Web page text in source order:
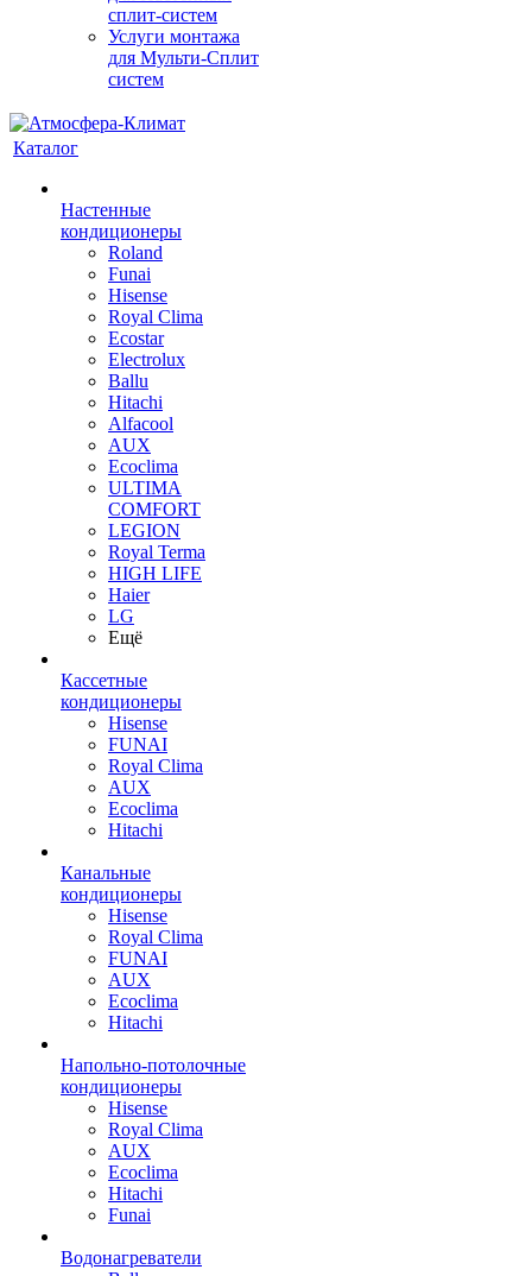
сплит-систем
Услуги монтажа
для Мульти-Сплит
систем
Каталог
Настенные
кондиционеры
Roland
Funai
Hisense
Royal Clima
Ecostar
Electrolux
Ballu
Hitachi
Alfacool
AUX
Ecoclima
ULTIMA
COMFORT
LEGION
Royal Terma
HIGH LIFE
Haier
LG
Ещё
Кассетные
кондиционеры
Hisense
FUNAI
Royal Clima
AUX
Ecoclima
Hitachi
Канальные
кондиционеры
Hisense
Royal Clima
FUNAI
AUX
Ecoclima
Hitachi
Напольно-потолочные
кондиционеры
Hisense
Royal Clima
AUX
Ecoclima
Hitachi
Funai
Водонагреватели